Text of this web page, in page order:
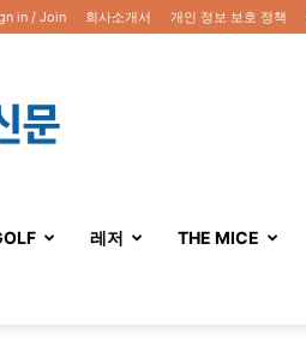
in / Join 회사소개서 개인 정보 보호 정책
레저 THE MICE